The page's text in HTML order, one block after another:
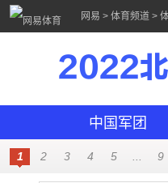
网易 > 体育频道 >
2022
中国军团
1 2 3 4 5 9